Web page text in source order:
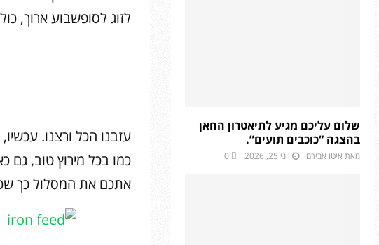
לזוג לסופשבוע ארוך,
עזבנו הכל ורצנו.
כמו בכל מירוץ טוב, גם
אתכם את המסלול כך
שלום עליכם מגיע לתיאטרון החאן
בהצגה “כוכבים תועים”.
מאת איטו אבירם יוני 25, 2026 0